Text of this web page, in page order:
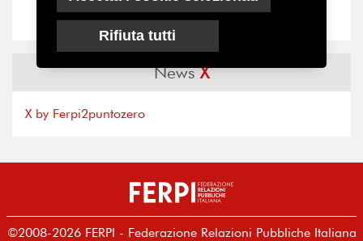
NewsX
X by Ferpi2puntozero
©2008-2026 FERPI - Federazione Relazioni Pubbliche Italiana
Rifiuta tutti